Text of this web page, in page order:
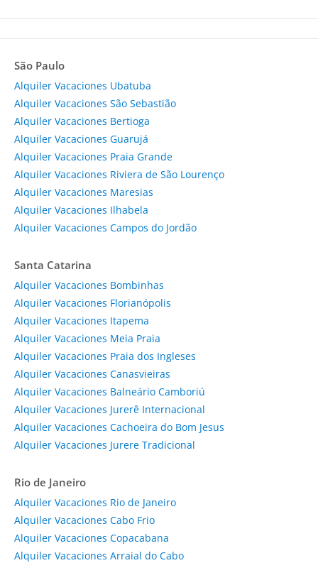
São Paulo
Alquiler Vacaciones Ubatuba
Alquiler Vacaciones São Sebastião
Alquiler Vacaciones Bertioga
Alquiler Vacaciones Guarujá
Alquiler Vacaciones Praia Grande
Alquiler Vacaciones Riviera de São Lourenço
Alquiler Vacaciones Maresias
Alquiler Vacaciones Ilhabela
Alquiler Vacaciones Campos do Jordão
Santa Catarina
Alquiler Vacaciones Bombinhas
Alquiler Vacaciones Florianópolis
Alquiler Vacaciones Itapema
Alquiler Vacaciones Meia Praia
Alquiler Vacaciones Praia dos Ingleses
Alquiler Vacaciones Canasvieiras
Alquiler Vacaciones Balneário Camboriú
Alquiler Vacaciones Jurerê Internacional
Alquiler Vacaciones Cachoeira do Bom Jesus
Alquiler Vacaciones Jurere Tradicional
Rio de Janeiro
Alquiler Vacaciones Rio de Janeiro
Alquiler Vacaciones Cabo Frio
Alquiler Vacaciones Copacabana
Alquiler Vacaciones Arraial do Cabo